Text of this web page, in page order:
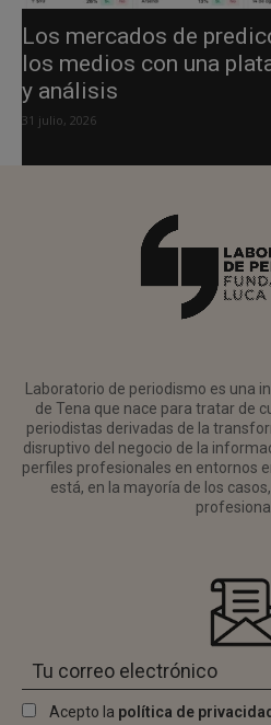
Los mercados de
los medios con una
y análisis
31 julio, 2026
Laboratorio de periodismo es una
de Tena que nace para tratar de
periodistas derivadas de la
disruptivo del negocio de la
perfiles profesionales en entornos
está, en la mayoría de los
Acepto la política de privacidad